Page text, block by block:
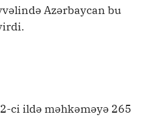
Azərbaycan bu
ci ildə məhkəməyə 265